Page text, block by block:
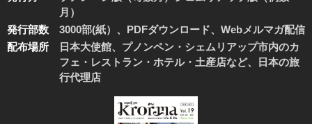
月）
発行部数
3000部(紙）、PDFダウンロード、Webメルマガ配信
配布場所
日本大使館、プノンペン・シェムリアップ市内のカ
フェ・レストラン・ホテル・土産店など、日本の旅
行代理店